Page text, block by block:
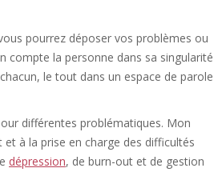
pourrez déposer vos problèmes ou
compte la personne dans sa singularité
le tout dans un espace de parole
différentes problématiques. Mon
et à la prise en charge des difficultés
dépression, de burn-out et de gestion